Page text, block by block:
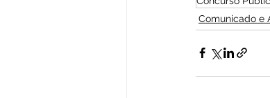
Comunicado e